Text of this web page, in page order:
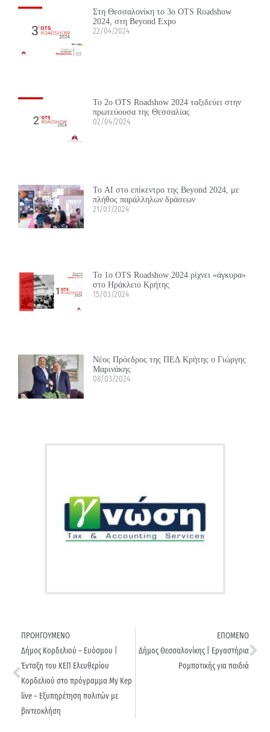
Στη Θεσσαλονίκη το 3ο OTS Roadshow
2024, στη Beyond Expo
22/04/2024
Το 2ο OTS Roadshow 2024 ταξιδεύει στην
πρωτεύουσα της Θεσσαλίας
02/04/2024
Το ΑΙ στο επίκεντρο της Beyond 2024, με
πλήθος παράλληλων δράσεων
21/03/2024
Το 1ο OTS Roadshow 2024 ρίχνει «άγκυρα»
στο Ηράκλειο Κρήτης
15/03/2024
Νέος Πρόεδρος της ΠΕΔ Κρήτης ο Γιώργης
Μαρινάκης
08/03/2024
ΠΡΟΗΓΟΥΜΕΝΟ
Δήμος Κορδελιού – Ευόσμου |
Ένταξη του ΚΕΠ Ελευθερίου
Κορδελιού στο πρόγραμμα My Kep
live – Εξυπηρέτηση πολιτών με
βιντεοκλήση
ΕΠΟΜΕΝΟ
Δήμος Θεσσαλονίκης | Εργαστήρια
Ρομποτικής για παιδιά